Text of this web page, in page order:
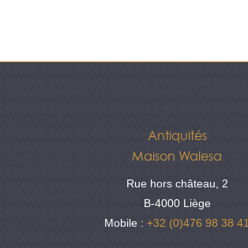
Antiquités
Maison Walesa
Rue hors château, 2
B-4000 Liège
Mobile : +32 (0)476 98 38 41